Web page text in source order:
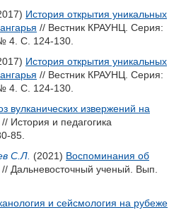
История открытия уникальных
// Вестник КРАУНЦ. Серия:
4. С. 124-130.
История открытия уникальных
// Вестник КРАУНЦ. Серия:
4. С. 124-130.
вулканических извержений на
// История и педагогика
85.
С.Л. (2021) Воспоминания об
// Дальневосточный ученый. Вып.
и сейсмология на рубеже